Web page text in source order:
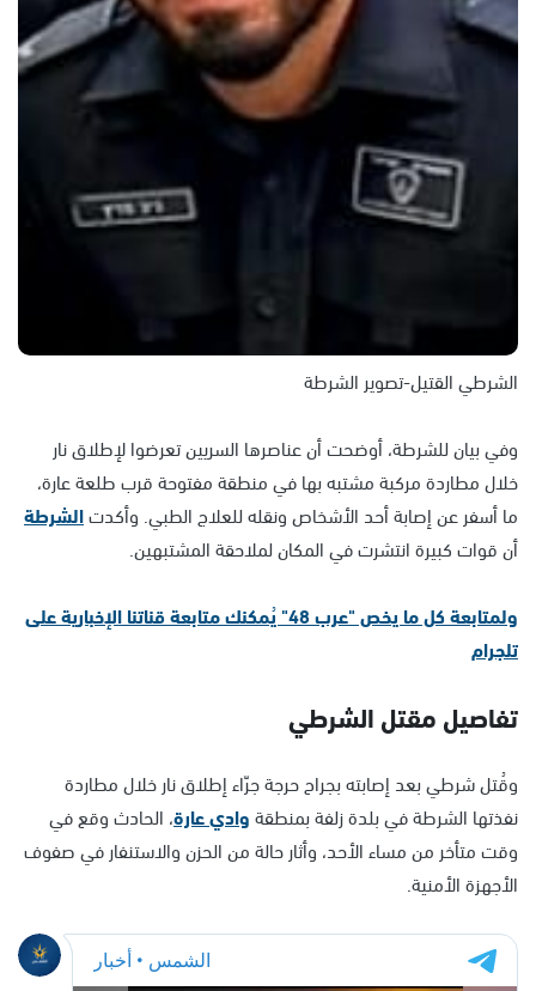
الشرطي القتيل-تصوير الشرطة
وفي بيان للشرطة، أوضحت أن عناصرها السريين تعرضوا لإطلاق نار
خلال مطاردة مركبة مشتبه بها في منطقة مفتوحة قرب طلعة عارة،
ما أسفر عن إصابة أحد الأشخاص ونقله للعلاج الطبي. وأكدتالشرطة
أن قوات كبيرة انتشرت في المكان لملاحقة المشتبهين.
ولمتابعة كل ما يخص "عرب 48" يُمكنك متابعة قناتنا الإخبارية على
تلجرام
تفاصيل مقتل الشرطي
وقُتل شرطي بعد إصابته بجراح حرجة جرّاء إطلاق نار خلال مطاردة
نفذتها الشرطة في بلدة زلفة بمنطقةوادي عارة، الحادث وقع في
وقت متأخر من مساء الأحد، وأثار حالة من الحزن والاستنفار في صفوف
الأجهزة الأمنية.